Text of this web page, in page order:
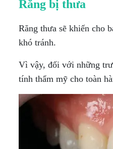
Răng bị thưa
Răng thưa sẽ khiến cho
khó tránh.
Vì vậy, đối với những
tính thẩm mỹ cho toàn